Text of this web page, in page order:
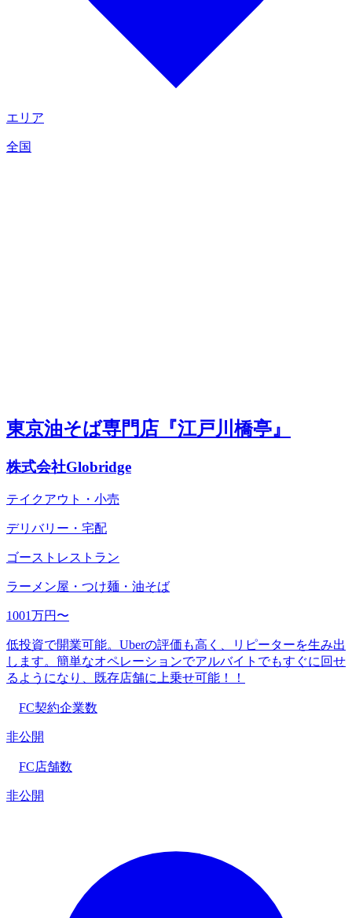
エリア
全国
東京油そば専門店『江戸川橋亭』
株式会社Globridge
テイクアウト・小売
デリバリー・宅配
ゴーストレストラン
ラーメン屋・つけ麺・油そば
1001万円〜
低投資で開業可能。Uberの評価も高く、リピーターを生み出
します。簡単なオペレーションでアルバイトでもすぐに回せ
るようになり、既存店舗に上乗せ可能！！
FC契約企業数
非公開
FC店舗数
非公開